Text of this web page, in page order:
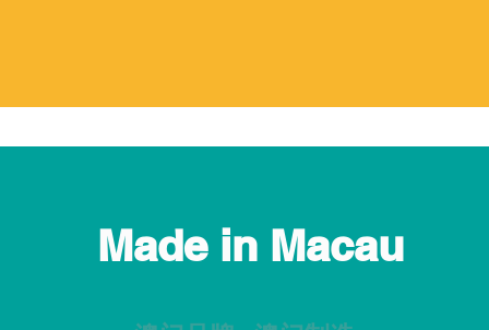
Made in Macau